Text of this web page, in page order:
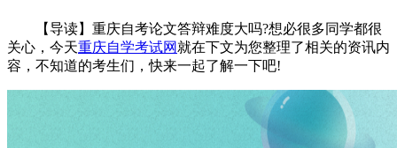
【导读】重庆自考论文答辩难度大吗?想必很多同学都很
关心，今天重庆自学考试网 就在下文为您整理了相关的资讯内
容，不知道的考生们，快来一起了解一下吧!